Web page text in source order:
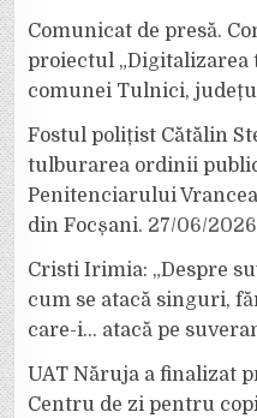
Comunicat de presă.
proiectul
comunei Tulnici,
Fostul polițist Cătălin
tulburarea ordinii
Penitenciarului
din Focșani. 27/06/2026
Cristi Irimia: „Despre
cum se atacă singuri,
care-i… atacă pe
UAT Năruja a finalizat
Centru de zi pentru